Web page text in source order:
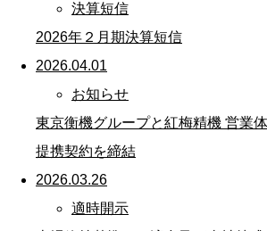
決算短信
2026年２月期決算短信
2026.04.01
お知らせ
東京衡機グループと紅梅精機 営業
提携契約を締結
2026.03.26
適時開示